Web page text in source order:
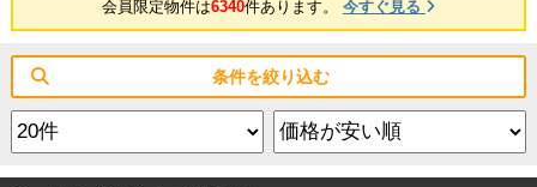
会員限定物件は6340件あります。 今すぐ見る
条件を絞り込む